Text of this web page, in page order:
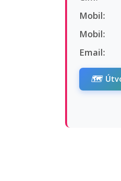
Mobil:
Mobil:
Email:
🗺️